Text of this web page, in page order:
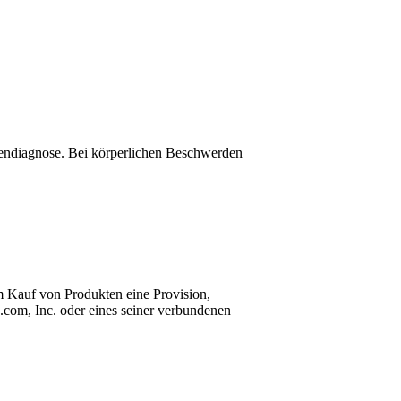
Bei körperlichen Beschwerden
Kauf von Produkten eine Provision,
Inc. oder eines seiner verbundenen